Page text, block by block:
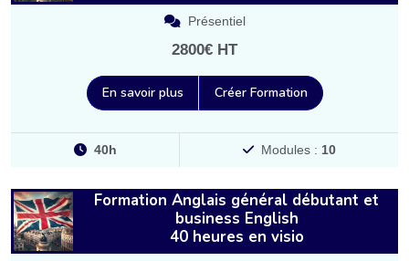
Présentiel
2800€ HT
En savoir plus Créer Formation
40h Modules : 10
Formation Anglais général débutant et
business English
40 heures en visio